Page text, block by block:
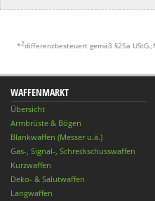
*2differenzbesteuert gemäß §25a
WAFFENMARKT
Übersicht
Armbrüste & Bögen
Blankwaffen (Messer u.ä.)
Gas-, Signal-, Schreckschusswaffen
Kurzwaffen
Deko- & Salutwaffen
Langwaffen